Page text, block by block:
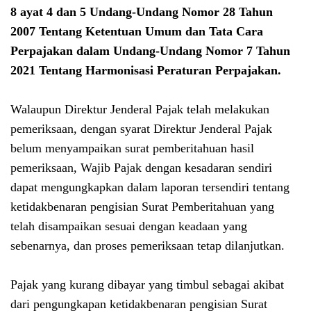
8 ayat 4 dan 5 Undang-Undang Nomor 28 Tahun
2007 Tentang Ketentuan Umum dan Tata Cara
Perpajakan dalam Undang-Undang Nomor 7 Tahun
2021 Tentang Harmonisasi Peraturan Perpajakan.
Walaupun Direktur Jenderal Pajak telah melakukan
pemeriksaan, dengan syarat Direktur Jenderal Pajak
belum menyampaikan surat pemberitahuan hasil
pemeriksaan, Wajib Pajak dengan kesadaran sendiri
dapat mengungkapkan dalam laporan tersendiri tentang
ketidakbenaran pengisian Surat Pemberitahuan yang
telah disampaikan sesuai dengan keadaan yang
sebenarnya, dan proses pemeriksaan tetap dilanjutkan.
Pajak yang kurang dibayar yang timbul sebagai akibat
dari pengungkapan ketidakbenaran pengisian Surat